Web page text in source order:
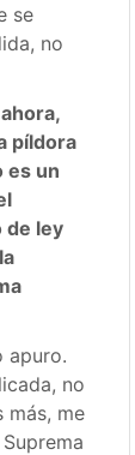
se
no
píldora
es un
de ley
apuro.
no
más, me